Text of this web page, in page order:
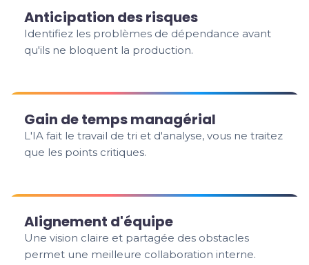
Anticipation des risques
Identifiez les problèmes de dépendance avant
qu'ils ne bloquent la production.
Gain de temps managérial
L'IA fait le travail de tri et d'analyse, vous ne traitez
que les points critiques.
Alignement d'équipe
Une vision claire et partagée des obstacles
permet une meilleure collaboration interne.